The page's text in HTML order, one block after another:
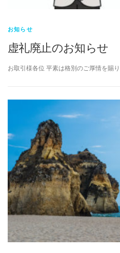
お知らせ
虚礼廃止のお知らせ
お取引様各位 平素は格別のご厚情を賜